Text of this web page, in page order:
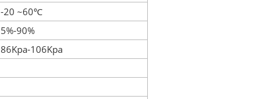
-20 ~60℃
5%-90%
86Kpa-106Kpa